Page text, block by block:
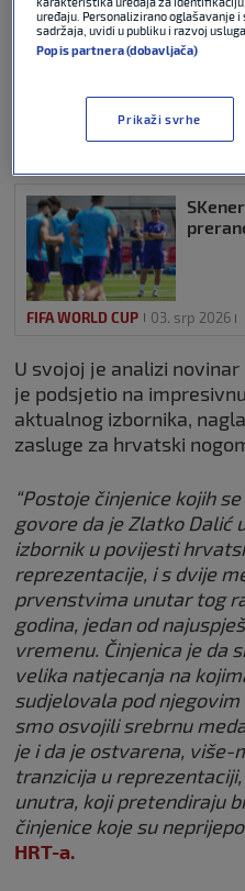
Dalić o
FIFA WORLD CUP 07. srp 2026
FIFA WORLD CUP 03. srp 2026
U svojoj je analizi
je podsjetio na
aktualnog izbornika,
zasluge za hrvatski
“Postoje činjenice kojih
govore da je Zlatko Dalić
izbornik u povijesti
reprezentacije, i s dvije
prvenstvima unutar tog
godina, jedan od
vremenu. Činjenica je da
velika natjecanja na
sudjelovala pod
smo osvojili srebrnu
je i da je ostvarena, više-
tranzicija u
unutra, koji pretendiraju
činjenice koje su
HRT-a.
uređaju. Personalizirano oglašavanje
sadržaja, uvidi u publiku i razvoj usluga.
Popis partnera (dobavljača)
Prikaži svrhe